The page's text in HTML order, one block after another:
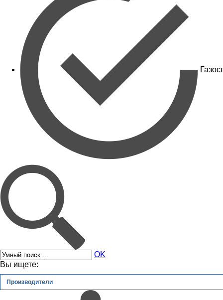
OK
Вы ищете:
Производители